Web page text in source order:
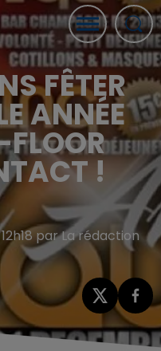
FÊTER
ANNÉE
!
par La rédaction